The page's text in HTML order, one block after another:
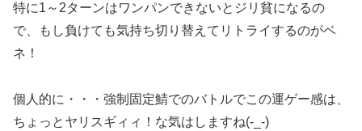
特に1～2ターンはワンパンできないとジリ貧になるの
で、もし負けても気持ち切り替えてリトライするのがベ
ネ！
個人的に・・・強制固定鯖でのバトルでこの運ゲー感は、
ちょっとヤリスギィィ！な気はしますね(-_-)